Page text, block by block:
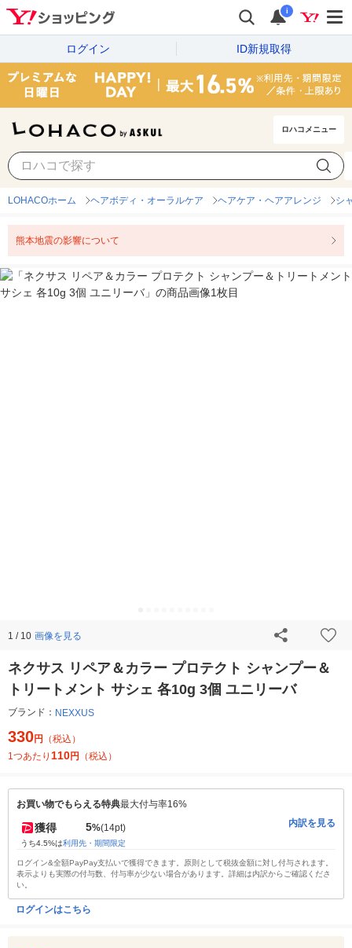
i
ログイン ID新規取得
ロハコメニュー
LOHACOホーム ヘアボディ・オーラルケア ヘアケア・ヘアアレンジ シ
熊本地震の影響について
1 / 10 画像を見る
ネクサス リペア＆カラー プロテクト シャンプー＆
トリートメント サシェ 各10g 3個 ユニリーバ
ブランド： NEXXUS
330円
（税込）
1つあたり 110円 （税込）
お買い物でもらえる特典最大付与率16%
獲得 5%(14pt)
うち4.5%は利用先・期間限定
内訳を見る
ログイン&全額PayPay支払いで獲得できます。原則として税抜金額に対し付与されます。
表示よりも実際の付与数、付与率が少ない場合があります。詳細は内訳からご確認くださ
い。
ログインはこちら